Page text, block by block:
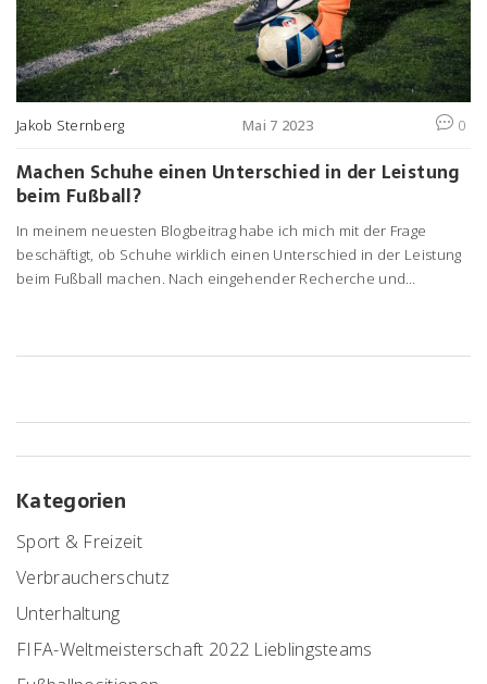
Jakob Sternberg Mai 7 2023 0
Machen Schuhe einen Unterschied in der Leistung
beim Fußball?
In meinem neuesten Blogbeitrag habe ich mich mit der Frage
beschäftigt, ob Schuhe wirklich einen Unterschied in der Leistung
beim Fußball machen. Nach eingehender Recherche und
persönlichen Fähigkeiten und das Training immer noch den
eigene Training und die Verbesserung der Technik zu achten.
Kategorien
Sport & Freizeit
Verbraucherschutz
Unterhaltung
FIFA-Weltmeisterschaft 2022 Lieblingsteams